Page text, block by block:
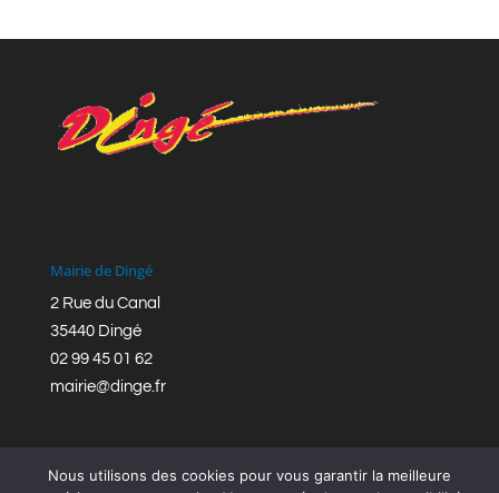
Mairie de Dingé
2 Rue du Canal
35440 Dingé
02 99 45 01 62
mairie@dinge.fr
Nous utilisons des cookies pour vous garantir la meilleure